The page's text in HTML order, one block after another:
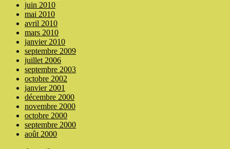
juin 2010
mai 2010
avril 2010
mars 2010
janvier 2010
septembre 2009
juillet 2006
septembre 2003
octobre 2002
janvier 2001
décembre 2000
novembre 2000
octobre 2000
septembre 2000
août 2000